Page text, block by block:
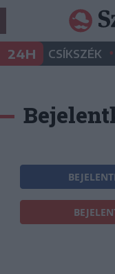
24H CSÍKSZÉK •